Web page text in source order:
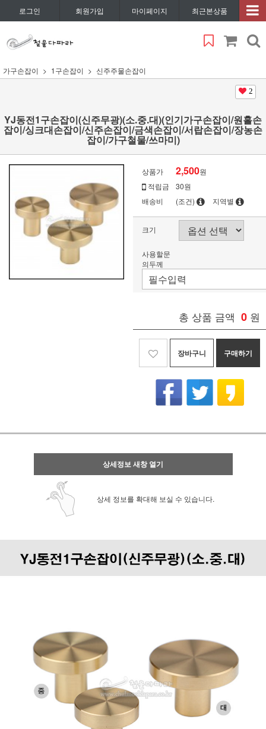
로그인 회원가입 마이페이지 최근본상품
가구손잡이 1구손잡이 신주주물손잡이
2
YJ동전1구손잡이(신주무광)(소.중.대)(인기가구손잡이/원홀손
잡이/싱크대손잡이/신주손잡이/금색손잡이/서랍손잡이/장농손
잡이/가구철물/쓰마미)
상품가 2,500원
적립금
30원
배송비
(조건) 지역별
크기
사용할문
의두께
총 상품 금액 0 원
장바구니 구매하기
상세정보 새창 열기
상세 정보를 확대해 보실 수 있습니다.